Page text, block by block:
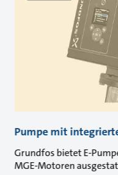
Pumpe mit
Grundfos bietet E-
MGE-Motoren